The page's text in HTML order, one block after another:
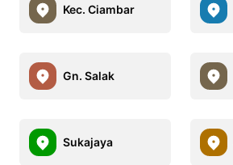
Kec. Ciambar
Gn. Salak
Sukajaya